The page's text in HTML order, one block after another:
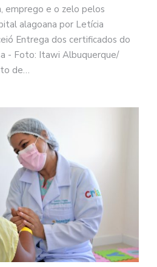
emprego e o zelo pelos
alagoana por Letícia
Entrega dos certificados do
- Foto: Itawi Albuquerque/
de…